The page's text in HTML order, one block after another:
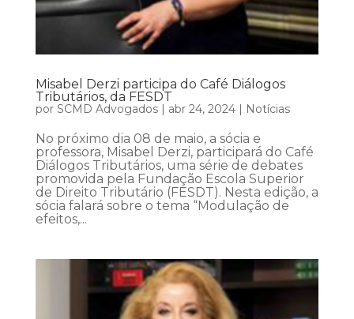
Misabel Derzi participa do Café Diálogos
Tributários, da FESDT
por SCMD Advogados| abr 24, 2024| Notícias
No próximo dia 08 de maio, a sócia e
professora, Misabel Derzi, participará do Café
Diálogos Tributários, uma série de debates
promovida pela Fundação Escola Superior
de Direito Tributário (FESDT). Nesta edição, a
sócia falará sobre o tema “Modulação de
efeitos,...